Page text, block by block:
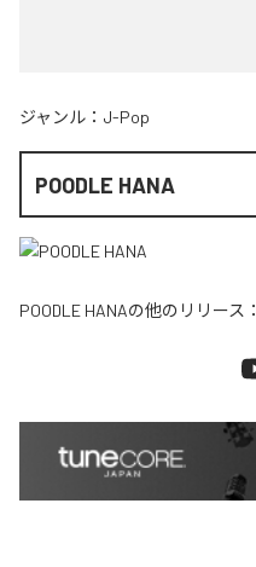
ジャンル： J-Pop
POODLE HANA
POODLE HANAの他のリリース：